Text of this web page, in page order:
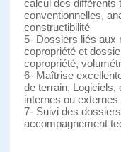
calcul des différents
conventionnelles,
constructibilité
5- Dossiers liés aux
copropriété et
copropriété,
6- Maîtrise
de terrain, Logiciels,
internes ou externes
7- Suivi des
accompagnement